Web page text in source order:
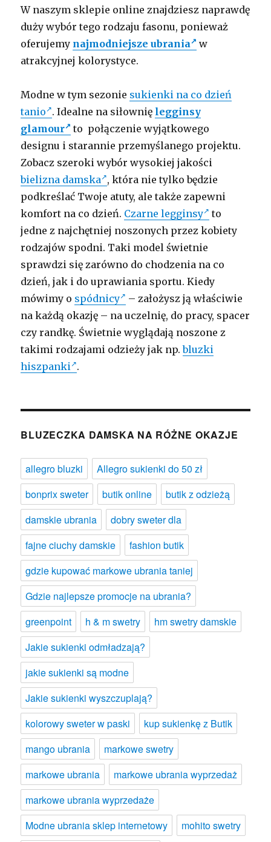
W naszym sklepie online znajdziesz naprawdę
duży wybór tego rodzaju fasonu, ponieważ
oferujemy najmodniejsze ubrania
w
atrakcyjnej kolorystyce.
Modne w tym sezonie sukienki na co dzień
tanio . Idealne na siłownię legginsy
glamour
to połączenie wyjątkowego
designu i starannie przemyślanego projektu.
Zobacz szeroki wybór wysokiej jakości
bielizna damska , która nie tylko będzie
podkreślać Twoje atuty, ale także zapewni
komfort na co dzień. Czarne legginsy
to
jedne z najchętniej noszonych przez kobiety
rodzajów spodni. Taki model świetnie
sprawdzi się zarówno do chodzenia na co
dzień, jak i do uprawiania sportu. Kiedy
mówimy o spódnicy
– założysz ją właściwie
na każdą okazję – na uczelnię, do pracy, spacer
czy randkę. Świetnie wyglądają noszone z
takimi rodzajami odzieży jak np.bluzki
hiszpanki .
BLUZECZKA DAMSKA NA RÓŻNE OKAZJE
allegro bluzki
Allegro sukienki do 50 zł
bonprix sweter
butik online
butik z odzieżą
damskie ubrania
dobry sweter dla
fajne ciuchy damskie
fashion butik
gdzie kupować markowe ubrania taniej
Gdzie najlepsze promocje na ubrania?
greenpoint
h & m swetry
hm swetry damskie
Jakie sukienki odmładzają?
jakie sukienki są modne
Jakie sukienki wyszczuplają?
kolorowy sweter w paski
kup sukienkę z Butik
mango ubrania
markowe swetry
markowe ubrania
markowe ubrania wyprzedaż
markowe ubrania wyprzedaże
Modne ubrania sklep internetowy
mohito swetry